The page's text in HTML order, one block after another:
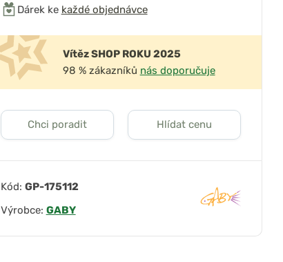
Dárek ke každé objednávce
Vítěz SHOP ROKU 2025
98 % zákazníků nás doporučuje
Chci poradit Hlídat cenu
Kód: GP-175112
Výrobce: GABY